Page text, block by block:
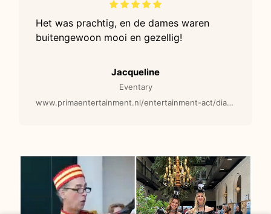
Het was prachtig, en de dames waren
buitengewoon mooi en gezellig!
Jacqueline
Eventary
www.primaentertainment.nl/entertainment-act/diamond-girls-steltenlopers/